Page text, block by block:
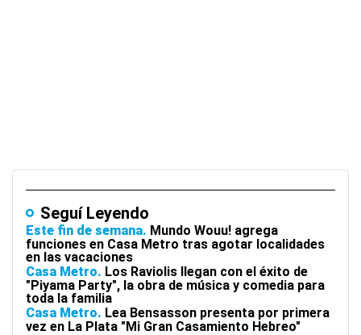
Seguí Leyendo
Este fin de semana Mundo Wouu! agrega
funciones en Casa Metro tras agotar localidades
en las vacaciones
Casa Metro Los Raviolis llegan con el éxito de
"Piyama Party", la obra de música y comedia para
toda la familia
Casa Metro Lea Bensasson presenta por primera
vez en La Plata "Mi Gran Casamiento Hebreo"